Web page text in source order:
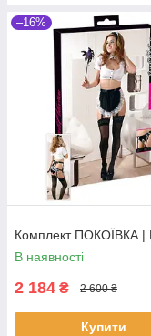
–16%
Комплект ПОКОЇВКА |
В наявності
2 184 ₴ 2 600 ₴
Купити